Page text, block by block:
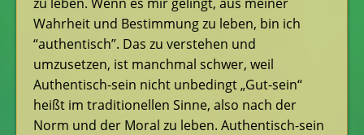
Wahrheit und Bestimmung zu leben, bin ich
“authentisch”. Das zu verstehen und
umzusetzen, ist manchmal schwer, weil
Authentisch-sein nicht unbedingt „Gut-sein“
heißt im traditionellen Sinne, also nach der
Norm und der Moral zu leben. Authentisch-sein